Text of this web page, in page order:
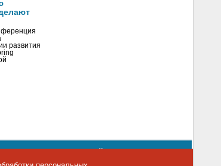
развития
материалов сайта